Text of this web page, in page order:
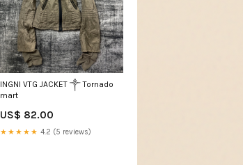
INGNI VTG JACKET ༒ Tornado
mart
US$ 82.00
★★★★★ 4.2 (5 reviews)